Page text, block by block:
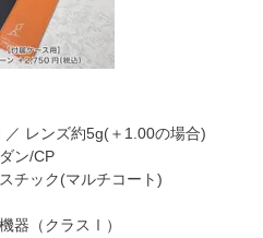
レンズ約5g(＋1.00の場合)
ン/CP
チック(マルチコート)
器（クラスⅠ）